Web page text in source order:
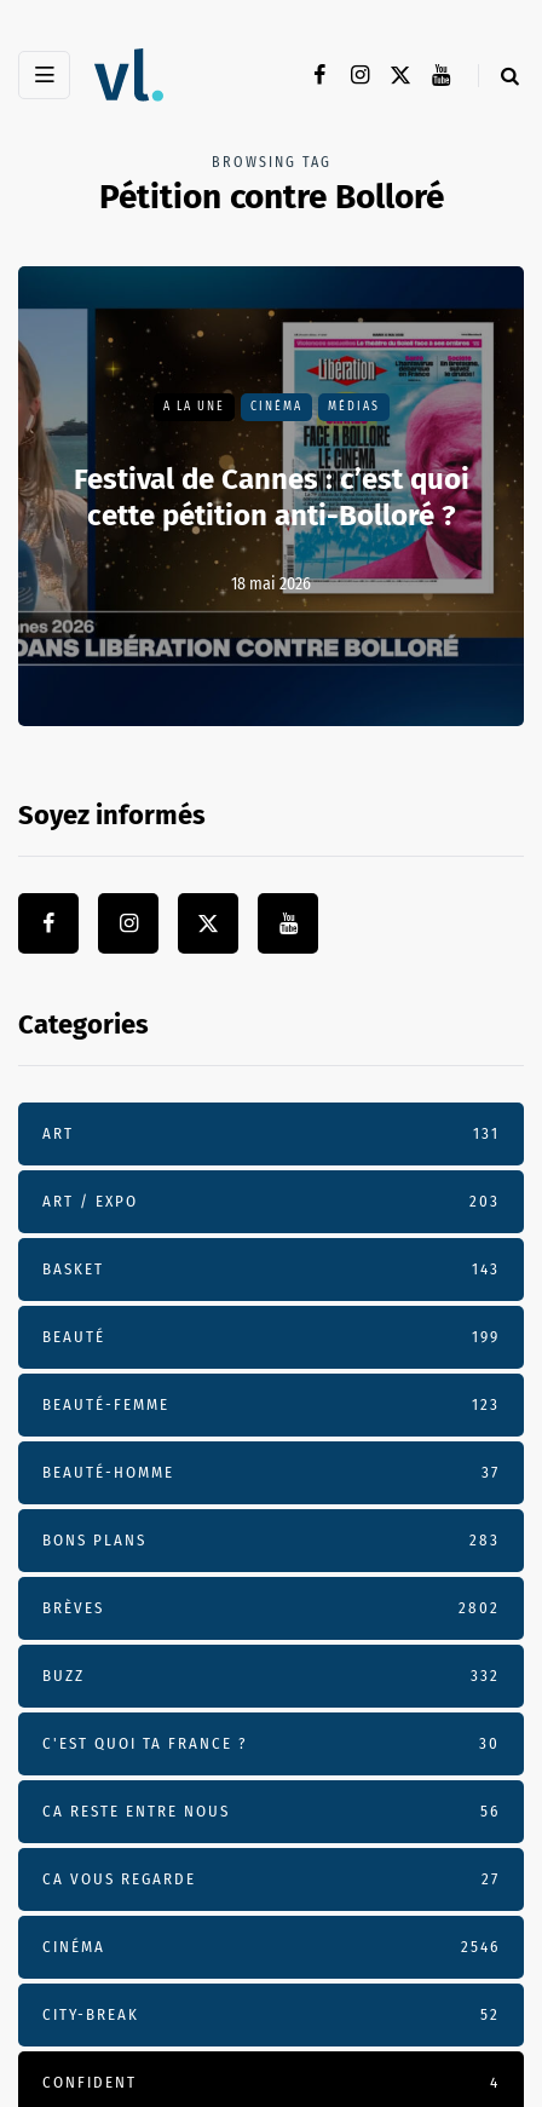
BROWSING TAG
Pétition contre Bolloré
A LA UNE CINÉMA MÉDIAS
Festival de Cannes : c’est quoi
cette pétition anti-Bolloré ?
18 mai 2026
Soyez informés
Categories
ART 131
ART / EXPO 203
BASKET 143
BEAUTÉ 199
BEAUTÉ-FEMME 123
BEAUTÉ-HOMME 37
BONS PLANS 283
BRÈVES 2802
BUZZ 332
C'EST QUOI TA FRANCE ? 30
CA RESTE ENTRE NOUS 56
CA VOUS REGARDE 27
CINÉMA 2546
CITY-BREAK 52
CONFIDENT 4